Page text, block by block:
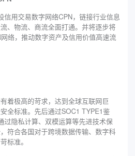
信用交易数字网络CPN，链接行业信息
、物流、商流全面打通。并将逐步将
络，推动数字资产及信用价值高速流
着极高的苛求，达到全球互联网巨
全标准。先后通过SOC1 TYPE1鉴
过隐私计算、双模运算等先进技术保
符合各国对于跨境数据传输、数字科
标准。